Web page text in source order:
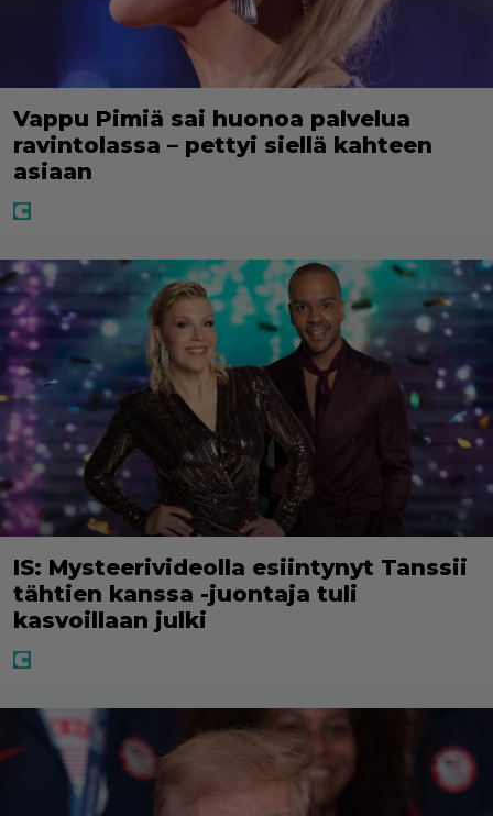
Vappu Pimiä sai huonoa palvelua
ravintolassa – pettyi siellä kahteen
asiaan
IS: Mysteerivideolla esiintynyt Tanssii
tähtien kanssa -juontaja tuli
kasvoillaan julki